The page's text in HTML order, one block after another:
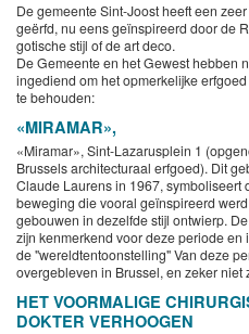
De gemeente Sint-Joost heeft een
geërfd, nu eens geïnspireerd door de
gotische stijl of de art deco.
De Gemeente en het Gewest hebben
ingediend om het opmerkelijke
te behouden:
«MIRAMAR»,
«Miramar», Sint-Lazarusplein 1
Brussels architecturaal erfgoed). Dit
Claude Laurens in 1967, symboliseert
beweging die vooral geïnspireerd
gebouwen in dezelfde stijl ontwierp.
zijn kenmerkend voor deze periode
de "wereldtentoonstelling" Van deze
overgebleven in Brussel, en zeker
HET VOORMALIGE
DOKTER VERHOOGEN